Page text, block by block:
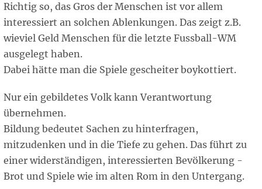
Richtig so, das Gros der Menschen ist vor allem
interessiert an solchen Ablenkungen. Das zeigt z.B.
wieviel Geld Menschen für die letzte Fussball-WM
ausgelegt haben.
Dabei hätte man die Spiele gescheiter boykottiert.
Nur ein gebildetes Volk kann Verantwortung
übernehmen.
Bildung bedeutet Sachen zu hinterfragen,
mitzudenken und in die Tiefe zu gehen. Das führt zu
einer widerständigen, interessierten Bevölkerung -
Brot und Spiele wie im alten Rom in den Untergang.